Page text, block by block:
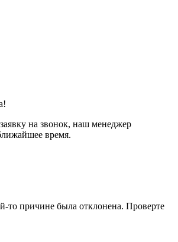
на звонок, наш менеджер
время.
то причине была отклонена. Проверте